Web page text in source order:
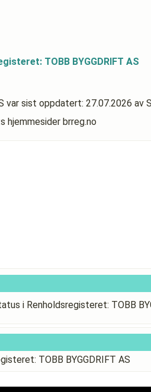
TOBB BYGGDRIFT AS
var sist oppdatert: 27.07.2026 av
brreg.no
i Renholdsregisteret: TOBB
TOBB BYGGDRIFT AS